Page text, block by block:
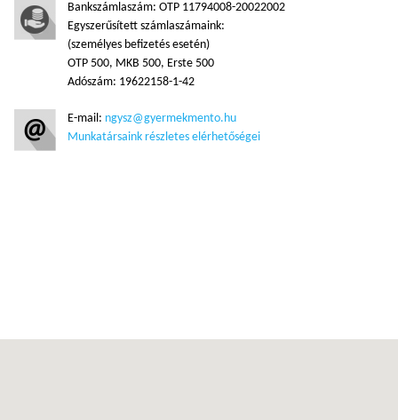
Bankszámlaszám: OTP 11794008-20022002
Egyszerűsített számlaszámaink:
(személyes befizetés esetén)
OTP 500, MKB 500, Erste 500
Adószám: 19622158-1-42
E-mail: ngysz@gyermekmento.hu
Munkatársaink részletes elérhetőségei